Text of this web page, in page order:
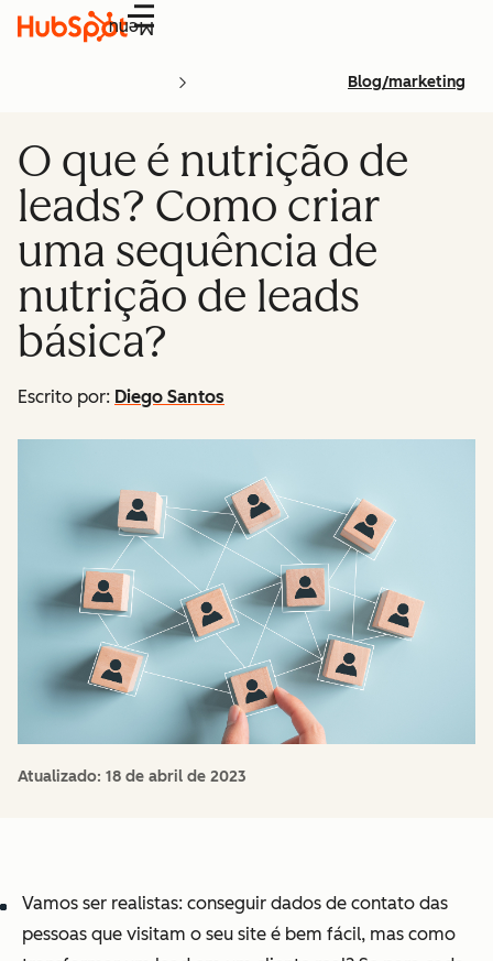
Menu
Blog/marketing
O que é nutrição de
leads? Como criar
uma sequência de
nutrição de leads
básica?
Escrito por: Diego Santos
Atualizado: 18 de abril de 2023
Vamos ser realistas: conseguir dados de contato das
pessoas que visitam o seu site é bem fácil, mas como